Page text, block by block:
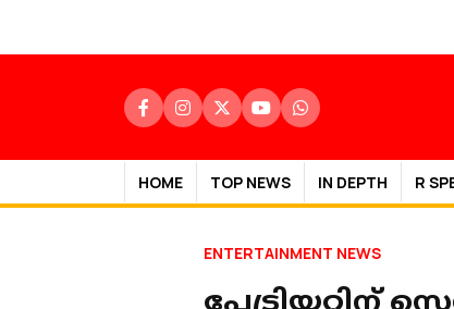
HOME TOP NEWS IN DEPTH R
ENTERTAINMENT NEWS